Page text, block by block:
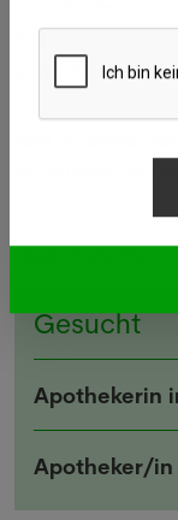
ganzen Welt für die
erwähnten
Gesucht
Apothekerin
Apotheker/in